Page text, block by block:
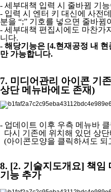
- 세부대책 입력 시 줄바뀜 기
- 입력 시 엔터 키 대신에 사전
분을 “;” 기호를 넣으면 줄바뀜
- 세부대책 편집시에도 마찬가
니다.
- 해당기능은 [4.현재공정 내
만 가능합니다.
7. 미디어관리 아이콘 기
상단 메뉴바에도 존재)
- 업데이트 이후 우측 메뉴바
다시 기존에 위치해 있던 상
(아이콘모양을 클릭하셔도 되
8. [2. 기술지도개요] 책임
기능 추가